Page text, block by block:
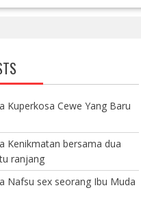
Kuperkosa Cewe Yang Baru
Kenikmatan bersama dua
ranjang
Nafsu sex seorang Ibu Muda